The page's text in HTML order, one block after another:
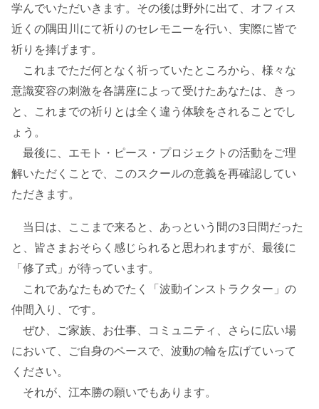
学んでいただいきます。その後は野外に出て、オフィス
近くの隅田川にて祈りのセレモニーを行い、実際に皆で
祈りを捧げます。
これまでただ何となく祈っていたところから、様々な
意識変容の刺激を各講座によって受けたあなたは、きっ
と、これまでの祈りとは全く違う体験をされることでし
ょう。
最後に、エモト・ピース・プロジェクトの活動をご理
解いただくことで、このスクールの意義を再確認してい
ただきます。
当日は、ここまで来ると、あっという間の3日間だった
と、皆さまおそらく感じられると思われますが、最後に
「修了式」が待っています。
これであなたもめでたく「波動インストラクター」の
仲間入り、です。
ぜひ、ご家族、お仕事、コミュニティ、さらに広い場
において、ご自身のペースで、波動の輪を広げていって
ください。
それが、江本勝の願いでもあります。